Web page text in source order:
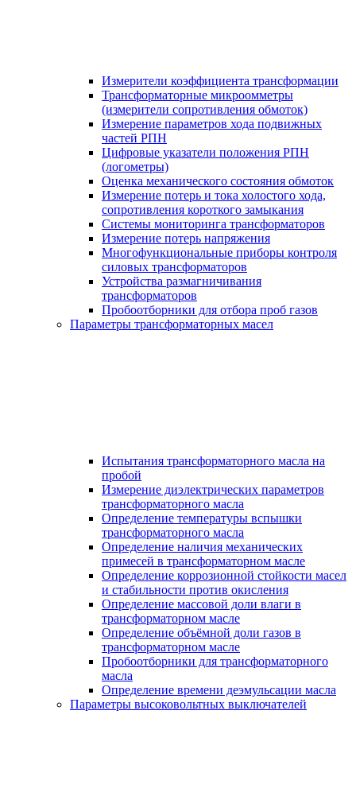
Измерители коэффициента трансформации
Трансформаторные микроомметры
(измерители сопротивления обмоток)
Измерение параметров хода подвижных
частей РПН
Цифровые указатели положения РПН
(логометры)
Оценка механического состояния обмоток
Измерение потерь и тока холостого хода,
сопротивления короткого замыкания
Системы мониторинга трансформаторов
Измерение потерь напряжения
Многофункциональные приборы контроля
силовых трансформаторов
Устройства размагничивания
трансформаторов
Пробоотборники для отбора проб газов
Параметры трансформаторных масел
Испытания трансформаторного масла на
пробой
Измерение диэлектрических параметров
трансформаторного масла
Определение температуры вспышки
трансформаторного масла
Определение наличия механических
примесей в трансформаторном масле
Определение коррозионной стойкости масел
и стабильности против окисления
Определение массовой доли влаги в
трансформаторном масле
Определение объёмной доли газов в
трансформаторном масле
Пробоотборники для трансформаторного
масла
Определение времени деэмульсации масла
Параметры высоковольтных выключателей